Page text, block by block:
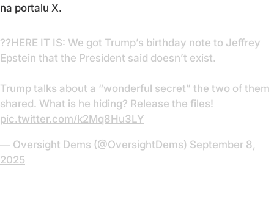
na portalu X.
??HERE IT IS: We got Trump’s birthday note to Jeffrey
Epstein that the President said doesn’t exist.
Trump talks about a “wonderful secret” the two of them
shared. What is he hiding? Release the files!
pic.twitter.com/k2Mq8Hu3LY
— Oversight Dems (@OversightDems) September 8,
2025